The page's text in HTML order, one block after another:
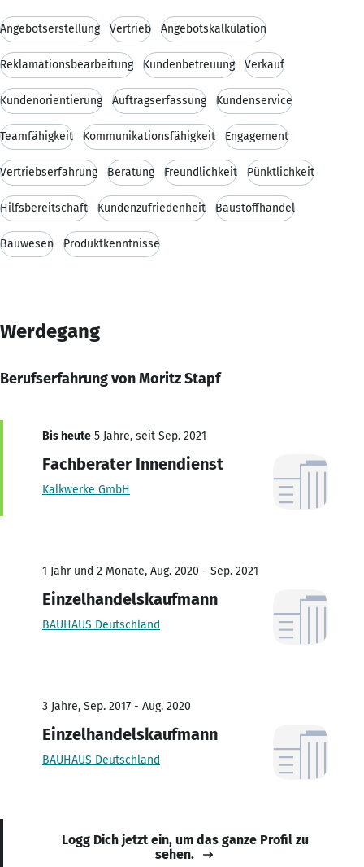
Angebotserstellung Vertrieb Angebotskalkulation
Reklamationsbearbeitung Kundenbetreuung Verkauf
Kundenorientierung Auftragserfassung Kundenservice
Teamfähigkeit Kommunikationsfähigkeit Engagement
Vertriebserfahrung Beratung Freundlichkeit Pünktlichkeit
Hilfsbereitschaft Kundenzufriedenheit Baustoffhandel
Bauwesen Produktkenntnisse
Werdegang
Berufserfahrung von Moritz Stapf
Bis heute 5 Jahre, seit Sep. 2021
Fachberater Innendienst
Kalkwerke GmbH
1 Jahr und 2 Monate, Aug. 2020 - Sep. 2021
Einzelhandelskaufmann
BAUHAUS Deutschland
3 Jahre, Sep. 2017 - Aug. 2020
Einzelhandelskaufmann
BAUHAUS Deutschland
Logg Dich jetzt ein, um das ganze Profil zu
sehen.